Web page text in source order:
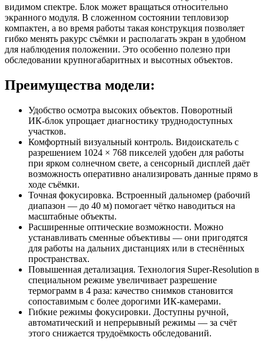
видимом спектре. Блок может вращаться относительно
экранного модуля. В сложенном состоянии тепловизор
компактен, а во время работы такая конструкция позволяет
гибко менять ракурс съёмки и располагать экран в удобном
для наблюдения положении. Это особенно полезно при
обследовании крупногабаритных и высотных объектов.
Преимущества модели:
Удобство осмотра высоких объектов. Поворотный
ИК‑блок упрощает диагностику труднодоступных
участков.
Комфортный визуальный контроль. Видоискатель с
разрешением 1024 × 768 пикселей удобен для работы
при ярком солнечном свете, а сенсорный дисплей даёт
возможность оперативно анализировать данные прямо в
ходе съёмки.
Точная фокусировка. Встроенный дальномер (рабочий
диапазон — до 40 м) помогает чётко наводиться на
масштабные объекты.
Расширенные оптические возможности. Можно
устанавливать сменные объективы — они пригодятся
для работы на дальних дистанциях или в стеснённых
пространствах.
Повышенная детализация. Технология Super‑Resolution в
специальном режиме увеличивает разрешение
термограмм в 4 раза: качество снимков становится
сопоставимым с более дорогими ИК‑камерами.
Гибкие режимы фокусировки. Доступны ручной,
автоматический и непрерывный режимы — за счёт
этого снижается трудоёмкость обследований.